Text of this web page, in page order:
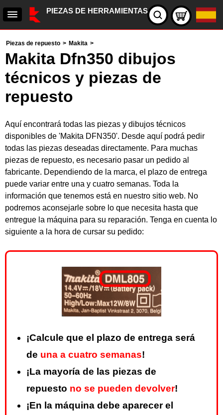
PIEZAS DE HERRAMIENTAS
Piezas de repuesto > Makita >
Makita Dfn350 dibujos
técnicos y piezas de
repuesto
Aquí encontrará todas las piezas y dibujos técnicos
disponibles de 'Makita DFN350'. Desde aquí podrá pedir
todas las piezas deseadas directamente. Para muchas
piezas de repuesto, es necesario pasar un pedido al
fabricante. Dependiendo de la marca, el plazo de entrega
puede variar entre una y cuatro semanas. Toda la
información que tenemos está en nuestro sitio web. No
podremos aconsejarle sobre lo que necesita hasta que
entregue la máquina para su reparación. Tenga en cuenta lo
siguiente a la hora de cursar su pedido:
¡Calcule que el plazo de entrega será
de una a cuatro semanas!
¡La mayoría de las piezas de
repuesto no se pueden devolver!
¡En la máquina debe aparecer el